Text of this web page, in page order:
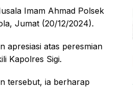
Imam Ahmad Polsek
Jumat (20/12/2024).
apresiasi atas peresmian
Kapolres Sigi.
tersebut, ia berharap